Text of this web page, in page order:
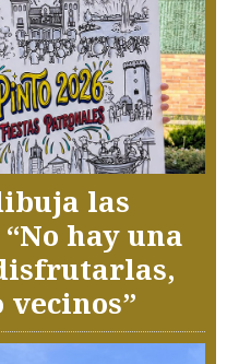
las
hay una
vecinos”